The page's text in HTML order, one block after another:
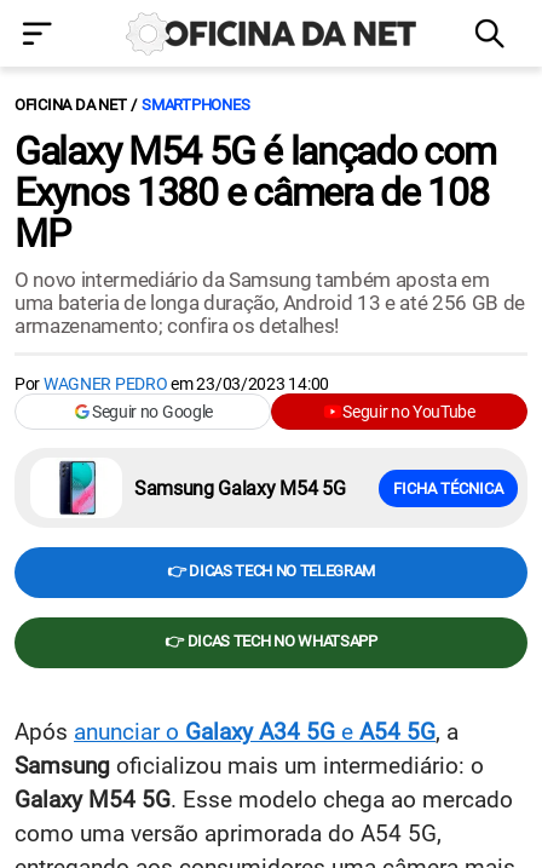
OFICINA DA NET SMARTPHONES
Galaxy M54 5G é lançado com
Exynos 1380 e câmera de 108
MP
O novo intermediário da Samsung também aposta em
uma bateria de longa duração, Android 13 e até 256 GB de
armazenamento; confira os detalhes!
PorWAGNER PEDROem23/03/2023 14:00
Seguir no Google
Seguir no YouTube
Samsung Galaxy M54 5G FICHA TÉCNICA
👉 DICAS TECH NO TELEGRAM
👉 DICAS TECH NO WHATSAPP
Após anunciar o Galaxy A34 5G e A54 5G, a
Samsung oficializou mais um intermediário: o
Galaxy M54 5G. Esse modelo chega ao mercado
como uma versão aprimorada do A54 5G,